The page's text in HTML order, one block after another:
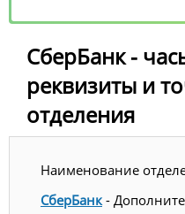
СберБанк -
реквизиты и
отделения
Наименование
СберБанк -